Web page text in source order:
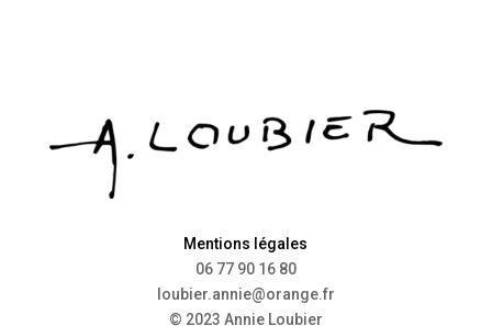
Mentions légales
06 77 90 16 80
loubier.annie@orange.fr
© 2023 Annie Loubier